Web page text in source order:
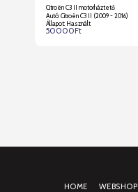
Citroën C3 II motorháztető
Autó: Citroën C3 II (2009 - 2016)
Állapot: Használt
50000Ft
HOME WEBSHOP